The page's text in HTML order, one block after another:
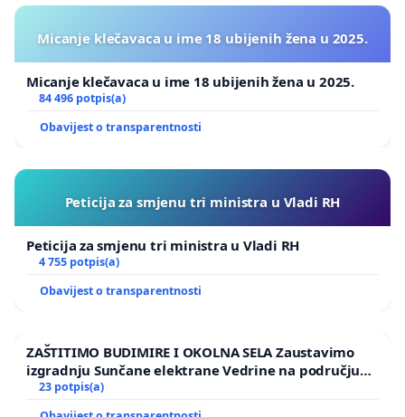
Micanje klečavaca u ime 18 ubijenih žena u 2025.
Micanje klečavaca u ime 18 ubijenih žena u 2025.
84 496 potpis(a)
Obavijest o transparentnosti
Peticija za smjenu tri ministra u Vladi RH
Peticija za smjenu tri ministra u Vladi RH
4 755 potpis(a)
Obavijest o transparentnosti
ZAŠTITIMO BUDIMIRE I OKOLNA SELA Zaustavimo
izgradnju Sunčane elektrane Vedrine na području
Ugljana
23 potpis(a)